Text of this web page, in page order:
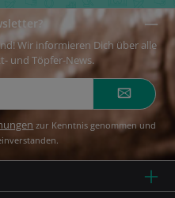
Wir informieren Dich über alle
und Töpfer-News.
zur Kenntnis genommen und